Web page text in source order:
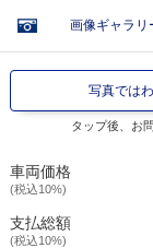
画像ギャラリ
写真では
タップ後、お
車両価格
(税込10%)
支払総額
(税込10%)